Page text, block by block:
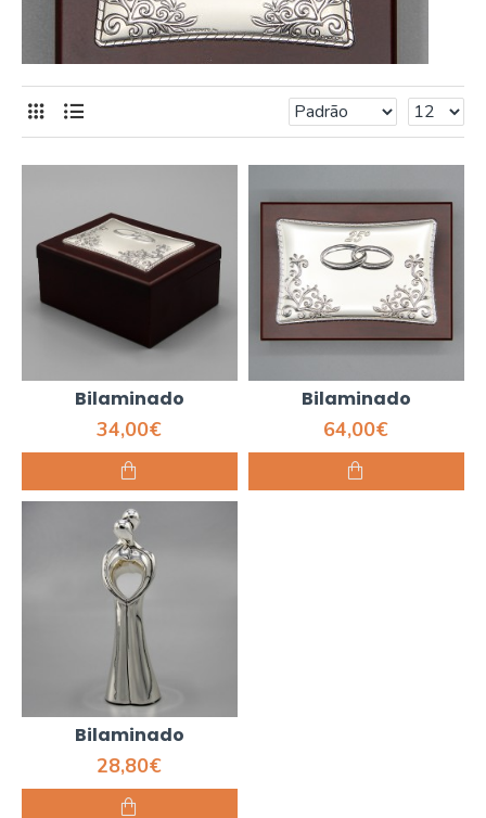
Bilaminado
34,00€
Bilaminado
64,00€
Bilaminado
28,80€